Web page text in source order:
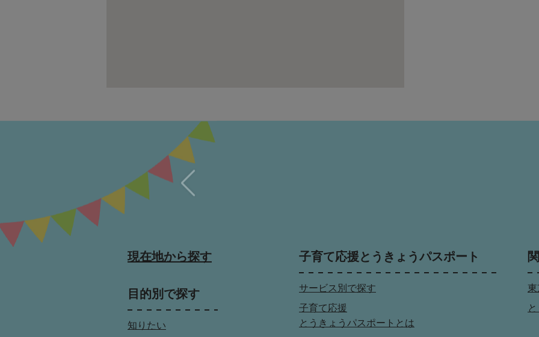
現在地から探す
目的別で探す
知りたい
子育て応援とうきょうパスポート
サービス別で探す
子育て応援
とうきょうパスポートとは